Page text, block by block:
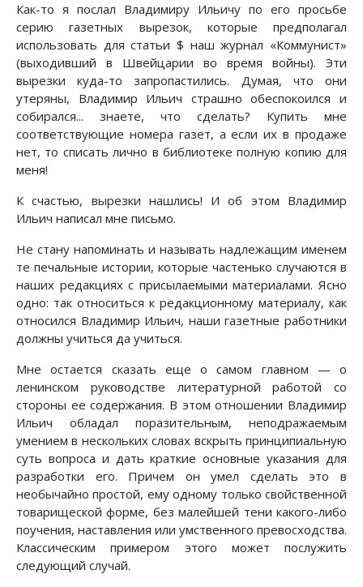
Как-то я послал Владимиру Ильичу по его просьбе
серию газетных вырезок, которые предполагал
использовать для статьи $ наш журнал «Коммунист»
(выходивший в Швейцарии во время войны). Эти
вырезки куда-то запропастились. Думая, что они
утеряны, Владимир Ильич страшно обеспокоился и
собирался... знаете, что сделать? Купить мне
соответствующие номера газет, а если их в продаже
нет, то списать лично в библиотеке полную копию для
меня!
К счастью, вырезки нашлись! И об этом Владимир
Ильич написал мне письмо.
Не стану напоминать и называть надлежащим именем
те печальные истории, которые частенько случаются в
наших редакциях с присылаемыми материалами. Ясно
одно: так относиться к редакционному материалу, как
относился Владимир Ильич, наши газетные работники
должны учиться да учиться.
Мне остается сказать еще о самом главном — о
ленинском руководстве литературной работой со
стороны ее содержания. В этом отношении Владимир
Ильич обладал поразительным, неподражаемым
умением в нескольких словах вскрыть принципиальную
суть вопроса и дать краткие основные указания для
разработки его. Причем он умел сделать это в
необычайно простой, ему одному только свойственной
товарищеской форме, без малейшей тени какого-либо
поучения, наставления или умственного превосходства.
Классическим примером этого может послужить
следующий случай.